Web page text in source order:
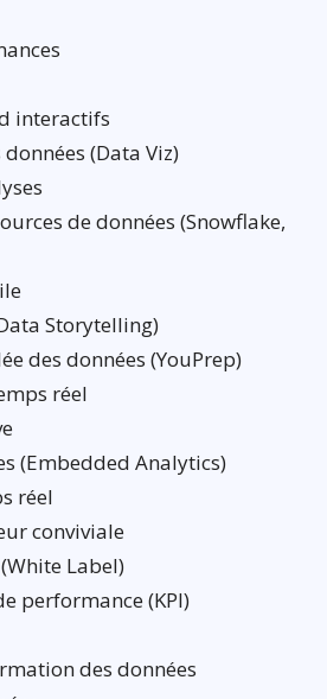
interactifs
(Data Viz)
de données (Snowflake,
Storytelling)
des données (YouPrep)
réel
(Embedded Analytics)
réel
conviviale
Label)
performance (KPI)
des données